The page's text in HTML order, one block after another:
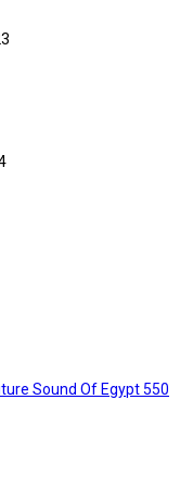
Sound Of Egypt 550